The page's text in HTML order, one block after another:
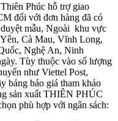
Phúc hỗ trợ giao
đối với đơn hàng đã có
mẫu, Ngoài khu vực
Cà Mau, Vĩnh Long,
Nghệ An, Ninh
Tùy thuộc vào số lượng
như Viettel Post,
báo giá tham khảo
sản xuất THIÊN PHÚC
phù hợp với ngân sách: